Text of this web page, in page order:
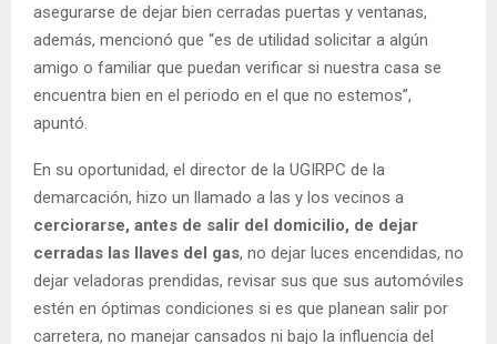
asegurarse de dejar bien cerradas puertas y ventanas,
además, mencionó que “es de utilidad solicitar a algún
amigo o familiar que puedan verificar si nuestra casa se
encuentra bien en el periodo en el que no estemos”,
apuntó.
En su oportunidad, el director de la UGIRPC de la
demarcación, hizo un llamado a las y los vecinos a
cerciorarse, antes de salir del domicilio, de dejar
cerradas las llaves del gas, no dejar luces encendidas, no
dejar veladoras prendidas, revisar sus que sus automóviles
estén en óptimas condiciones si es que planean salir por
carretera, no manejar cansados ni bajo la influencia del